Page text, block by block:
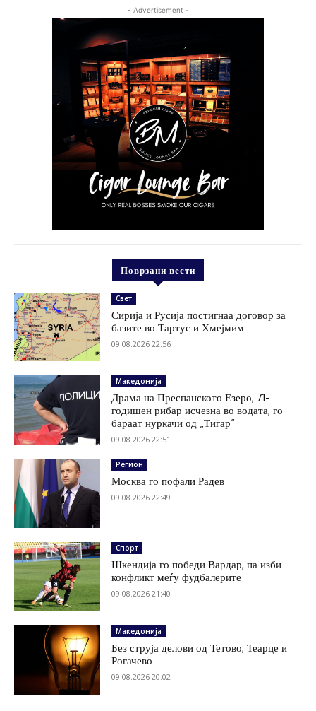
- Advertisement -
Поврзани вести
Свет
Сирија и Русија постигнаа договор за
базите во Тартус и Хмејмим
09.08.2026 22:56
Македонија
Драма на Преспанското Езеро, 71-
годишен рибар исчезна во водата, го
бараат нуркачи од „Тигар“
09.08.2026 22:51
Регион
Москва го пофали Радев
09.08.2026 22:49
Спорт
Шкендија го победи Вардар, па изби
конфликт меѓу фудбалерите
09.08.2026 21:40
Македонија
Без струја делови од Тетово, Теарце и
Рогачево
09.08.2026 20:02